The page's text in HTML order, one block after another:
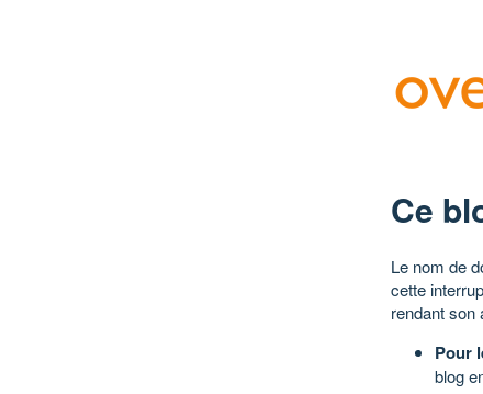
Ce
Le nom de
cette
rendant son
Pour
blog